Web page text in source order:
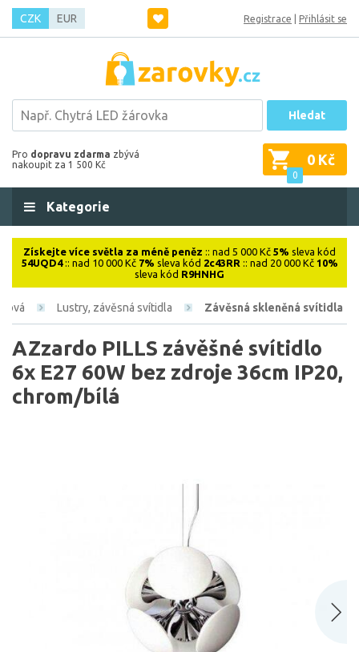
CZK EUR Registrace Přihlásit se
Hledat
Pro dopravu zdarma zbývá
nakoupit za 1 500 Kč
0
0 Kč
Kategorie
Získejte více světla za méně peněz :: nad 5 000 Kč 5% sleva kód
54UQD4:: nad 10 000 Kč 7% sleva kód 2c43RR :: nad 20 000 Kč 10%
sleva kód R9HNHG
Lustry, závěsná svítidla Závěsná skleněná svítidla
AZzardo PILLS závěšné svítidlo
6x E27 60W bez zdroje 36cm IP20,
chrom/bílá